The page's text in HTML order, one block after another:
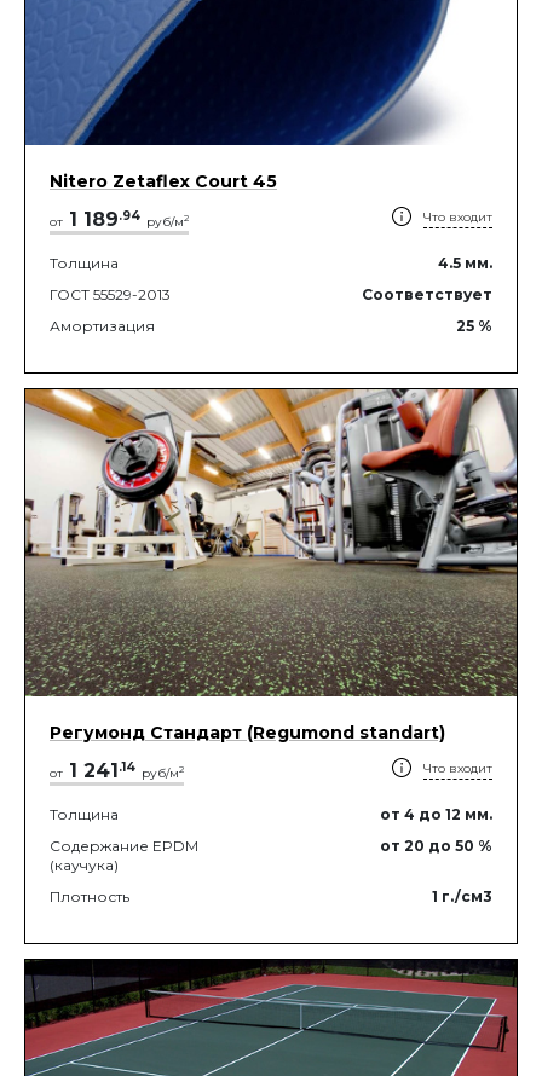
Nitero Zetaflex Court 45
от 1 189.94 руб/м2 Что входит
Толщина 4.5 мм.
ГОСТ 55529-2013
Соответствует
Амортизация
25 %
Регумонд Стандарт (Regumond standart)
от 1 241.14 руб/м2 Что входит
Толщина от 4 до 12 мм.
Содержание EPDM
(каучука)
от 20 до 50 %
Плотность 1 г./см3